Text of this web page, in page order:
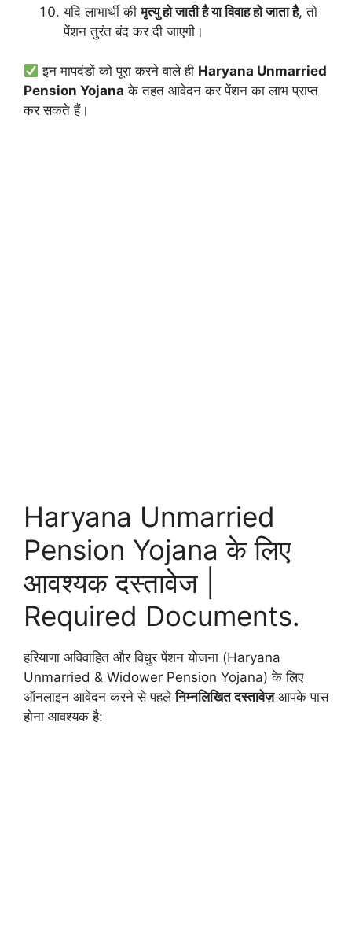
यदि लाभार्थी कीमृत्यु हो जाती है या विवाह हो जाता है, तो
पेंशन तुरंत बंद कर दी जाएगी।
इन मापदंडों को पूरा करने वाले ही Haryana Unmarried
Pension Yojana के तहत आवेदन कर पेंशन का लाभ प्राप्त
कर सकते हैं।
Haryana Unmarried
Pension Yojana के लिए
आवश्यक दस्तावेज |
Required Documents.
हरियाणा अविवाहित और विधुर पेंशन योजना (Haryana
Unmarried & Widower Pension Yojana) के लिए
ऑनलाइन आवेदन करने से पहलेनिम्नलिखित दस्तावेज़आपके पास
होना आवश्यक है: